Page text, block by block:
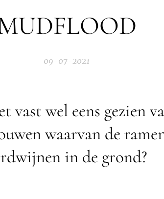
09-07-2021
vast wel eens gezien
waarvan de
in de grond?